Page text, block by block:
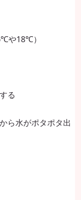
や18℃）
る
ら水がポタポタ出